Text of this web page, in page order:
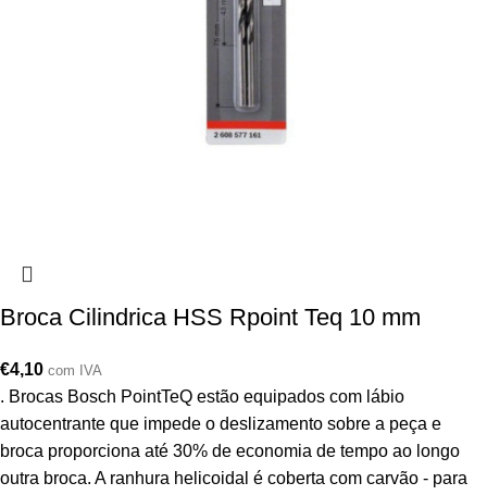
Broca Cilindrica HSS Rpoint Teq 10 mm
€4,10 com IVA
. Brocas Bosch PointTeQ estão equipados com lábio
autocentrante que impede o deslizamento sobre a peça e
broca proporciona até 30% de economia de tempo ao longo
outra broca. A ranhura helicoidal é coberta com carvão - para